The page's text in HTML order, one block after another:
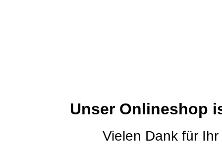
Unser Onlineshop
Vielen Dank für